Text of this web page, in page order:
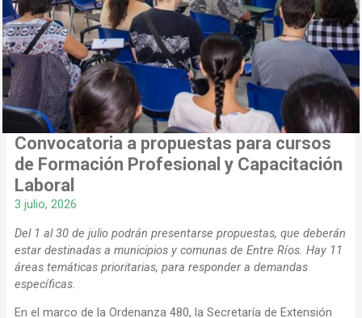
Convocatoria a propuestas para cursos
de Formación Profesional y Capacitación
Laboral
3 julio, 2026
Del 1 al 30 de julio podrán presentarse propuestas, que deberán
estar destinadas a municipios y comunas de Entre Ríos. Hay 11
áreas temáticas prioritarias, para responder a demandas
específicas.
En el marco de la Ordenanza 480, la Secretaría de Extensión